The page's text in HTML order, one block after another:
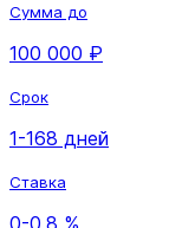
Сумма до
100 000 ₽
Срок
1-168 дней
Ставка
0-0,8 %